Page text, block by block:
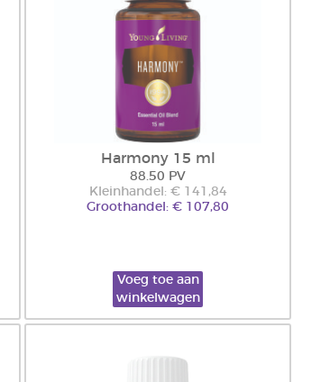
Harmony 15 ml
88.50 PV
Kleinhandel: € 141,84
Groothandel: € 107,80
Voeg toe aan
winkelwagen